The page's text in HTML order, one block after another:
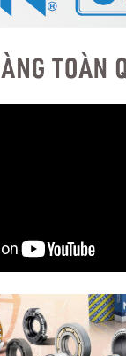
cho môi trường khắc
hiệu suất cao, vòng
trong nhiều ngành
thước: Đo đường kính
(B) để chọn đúng
mở tùy theo điều kiện
NTN chính hãng:
quyền NTN